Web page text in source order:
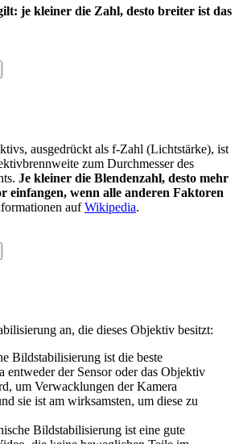
je kleiner die Zahl, desto breiter ist das
ausgedrückt als f-Zahl (Lichtstärke), ist
zum Durchmesser des
Je kleiner die Blendenzahl, desto mehr
einfangen, wenn alle anderen Faktoren
aufWikipedia.
an, die dieses Objektiv besitzt:
Bildstabilisierung ist die beste
entweder der Sensor oder das Objektiv
um Verwacklungen der Kamera
sie ist am wirksamsten, um diese zu
Bildstabilisierung ist eine gute